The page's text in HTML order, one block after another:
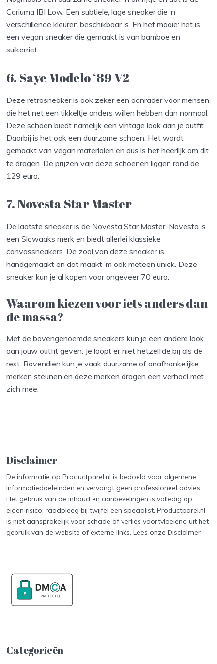
Cariuma IBI Low. Een subtiele, lage sneaker die in
verschillende kleuren beschikbaar is. En het mooie: het is
een vegan sneaker die gemaakt is van bamboe en
suikerriet.
6. Saye Modelo ‘89 V2
Deze retrosneaker is ook zeker een aanrader voor mensen
die het net een tikkeltje anders willen hebben dan normaal.
Deze schoen biedt namelijk een vintage look aan je outfit.
Daarbij is het ook een duurzame schoen. Het wordt
gemaakt van vegan materialen en dus is het heerlijk om dit
te dragen. De prijzen van deze schoenen liggen rond de
129 euro.
7. Novesta Star Master
De laatste sneaker is de Novesta Star Master. Novesta is
een Slowaaks merk en biedt allerlei klassieke
canvassneakers. De zool van deze sneaker is
handgemaakt en dat maakt ‘m ook meteen uniek. Deze
sneaker kun je al kopen voor ongeveer 70 euro.
Waarom kiezen voor iets anders dan
de massa?
Met de bovengenoemde sneakers kun je een andere look
aan jouw outfit geven. Je loopt er niet hetzelfde bij als de
rest. Bovendien kun je vaak duurzame of onafhankelijke
merken steunen en deze merken dragen een verhaal met
zich mee.
Disclaimer
De informatie op Productparel.nl is bedoeld voor algemene
informatiedoeleinden en vervangt geen professioneel advies.
Het gebruik van de inhoud en aanbevelingen is volledig op
eigen risico; raadpleeg bij twijfel een specialist. Productparel.nl
is niet aansprakelijk voor schade of verlies voortvloeiend uit het
gebruik van de website of externe links. Lees onzeDisclaimer
Categorieën